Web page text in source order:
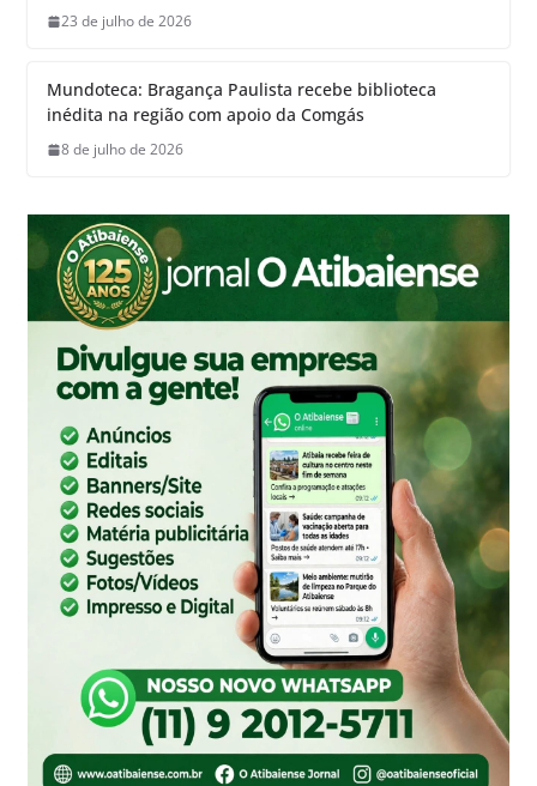
23 de julho de 2026
Mundoteca: Bragança Paulista recebe biblioteca
inédita na região com apoio da Comgás
8 de julho de 2026